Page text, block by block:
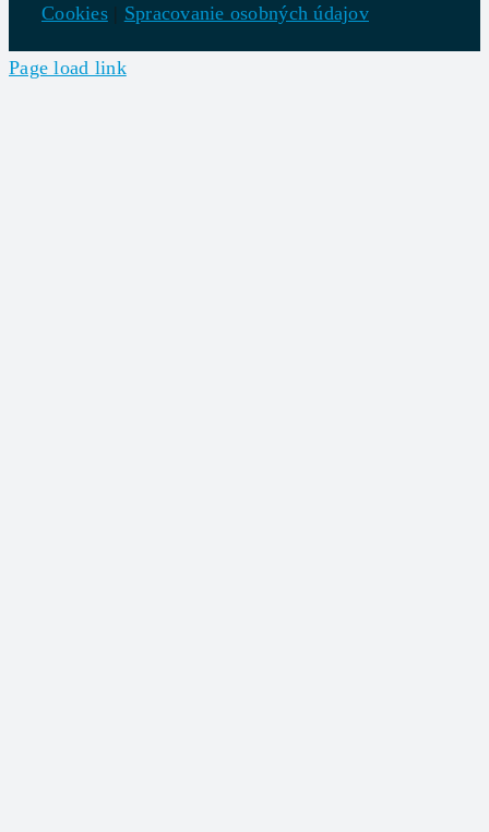
Cookies | Spracovanie osobných údajov
Page load link